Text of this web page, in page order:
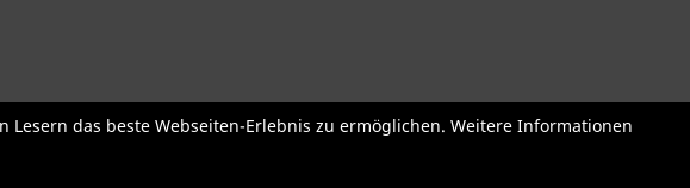
Factor Cervélo BMC Orbea Pinarello OPEN Kids / BMX
Lesern das beste Webseiten-Erlebnis zu ermöglichen. Weitere Informationen